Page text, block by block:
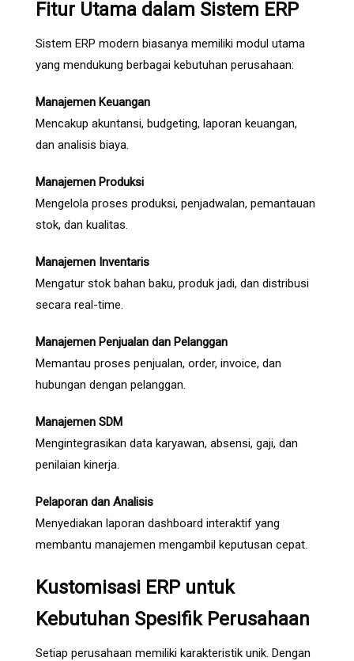
Fitur Utama dalam Sistem ERP
Sistem ERP modern biasanya memiliki modul utama
yang mendukung berbagai kebutuhan perusahaan:
Manajemen Keuangan
Mencakup akuntansi, budgeting, laporan keuangan,
dan analisis biaya.
Manajemen Produksi
Mengelola proses produksi, penjadwalan, pemantauan
stok, dan kualitas.
Manajemen Inventaris
Mengatur stok bahan baku, produk jadi, dan distribusi
secara real-time.
Manajemen Penjualan dan Pelanggan
Memantau proses penjualan, order, invoice, dan
hubungan dengan pelanggan.
Manajemen SDM
Mengintegrasikan data karyawan, absensi, gaji, dan
penilaian kinerja.
Pelaporan dan Analisis
Menyediakan laporan dashboard interaktif yang
membantu manajemen mengambil keputusan cepat.
Kustomisasi ERP untuk
Kebutuhan Spesifik Perusahaan
Setiap perusahaan memiliki karakteristik unik. Dengan